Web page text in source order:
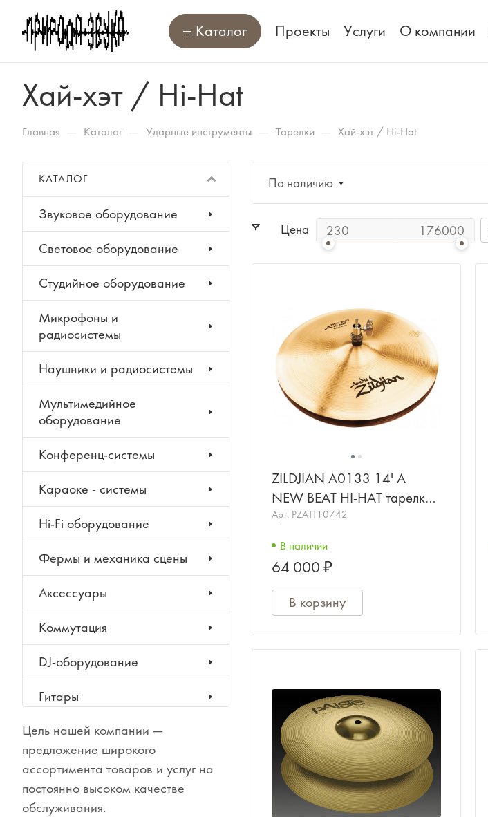
Каталог Проекты Услуги О компании
Хай-хэт / Hi-Hat
Главная — Каталог — Ударные инструменты — Тарелки — Хай-хэт / Hi-Hat
По наличию
Цена
ZILDJIAN A0133 14' A
NEW BEAT HI-HAT тарелки
хай-хет (пара)
Арт. PZATT10742
В наличии
64 000 ₽
В корзину
КАТАЛОГ
Звуковое оборудование
Световое оборудование
Студийное оборудование
Микрофоны и
радиосистемы
Наушники и радиосистемы
Мультимедийное
оборудование
Конференц-системы
Караоке - системы
Hi-Fi оборудование
Фермы и механика сцены
Аксессуары
Коммутация
DJ-оборудование
Гитары
Клавишные инструменты
Ударные инструменты
Цель нашей компании —
предложение широкого
ассортимента товаров и услуг на
постоянно высоком качестве
обслуживания.